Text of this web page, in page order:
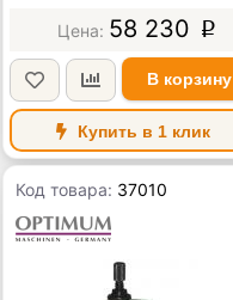
58 230 p
В корзину
Купить в 1 клик
Код товара: 37010